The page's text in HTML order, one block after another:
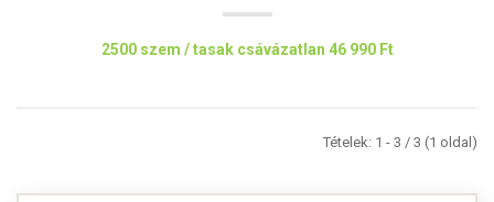
2500 szem / tasak csávázatlan 46 990 Ft
Tételek: 1 - 3 / 3 (1 oldal)